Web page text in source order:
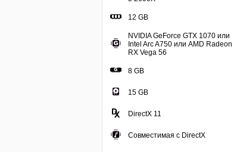
12 GB
NVIDIA GeForce GTX 1070 или
Intel Arc A750 или AMD Radeon
RX Vega 56
8 GB
15 GB
DirectX 11
Совместимая с DirectX